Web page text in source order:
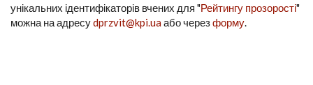
унікальних ідентифікаторів вчених для "Рейтингу прозорості"
можна на адресуdprzvit@kpi.uaабо черезформу.